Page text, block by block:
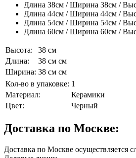
Длина 38см / Ширина 38см /
Длина 44см / Ширина 44см /
Длина 54см / Ширина 54см /
Длина 60см / Ширина 60см /
Высота:
38 см
Длина:
38 см см
Ширина: 38 см см
Кол-во в упаковке: 1
Материал:
Керамики
Цвет:
Черный
Доставка по Москве:
Доставка по Москве